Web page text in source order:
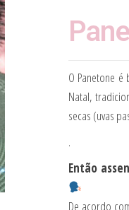
O Panetone
Natal,
secas (uvas
.
Então
De acordo